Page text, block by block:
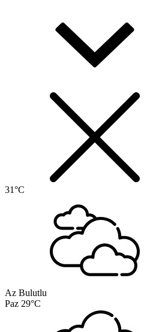
31°C
Az Bulutlu
Paz 29°C